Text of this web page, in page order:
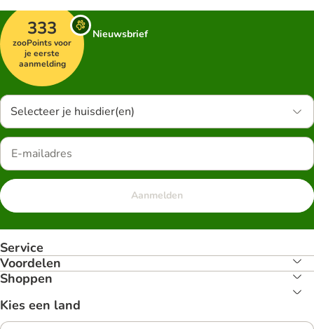
333
zooPoints voor
je eerste
aanmelding
Nieuwsbrief
Selecteer je huisdier(en)
Aanmelden
Service
Voordelen
Shoppen
Kies een land